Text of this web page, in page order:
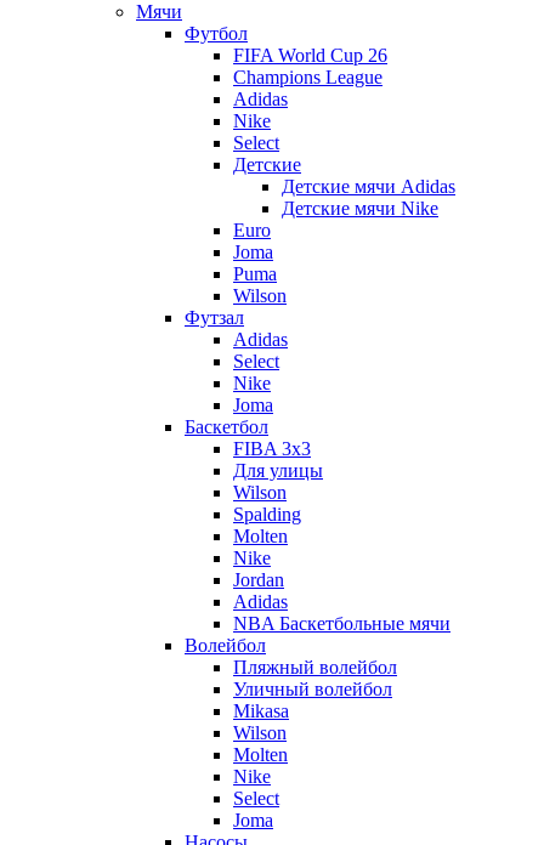
Мячи
Футбол
FIFA World Cup 26
Champions League
Adidas
Nike
Select
Детские
Детские мячи Adidas
Детские мячи Nike
Euro
Joma
Puma
Wilson
Футзал
Adidas
Select
Nike
Joma
Баскетбол
FIBA 3x3
Для улицы
Wilson
Spalding
Molten
Nike
Jordan
Adidas
NBA Баскетбольные мячи
Волейбол
Пляжный волейбол
Уличный волейбол
Mikasa
Wilson
Molten
Nike
Select
Joma